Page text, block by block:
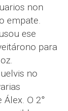
non
empate.
ese
para
no
O 2°